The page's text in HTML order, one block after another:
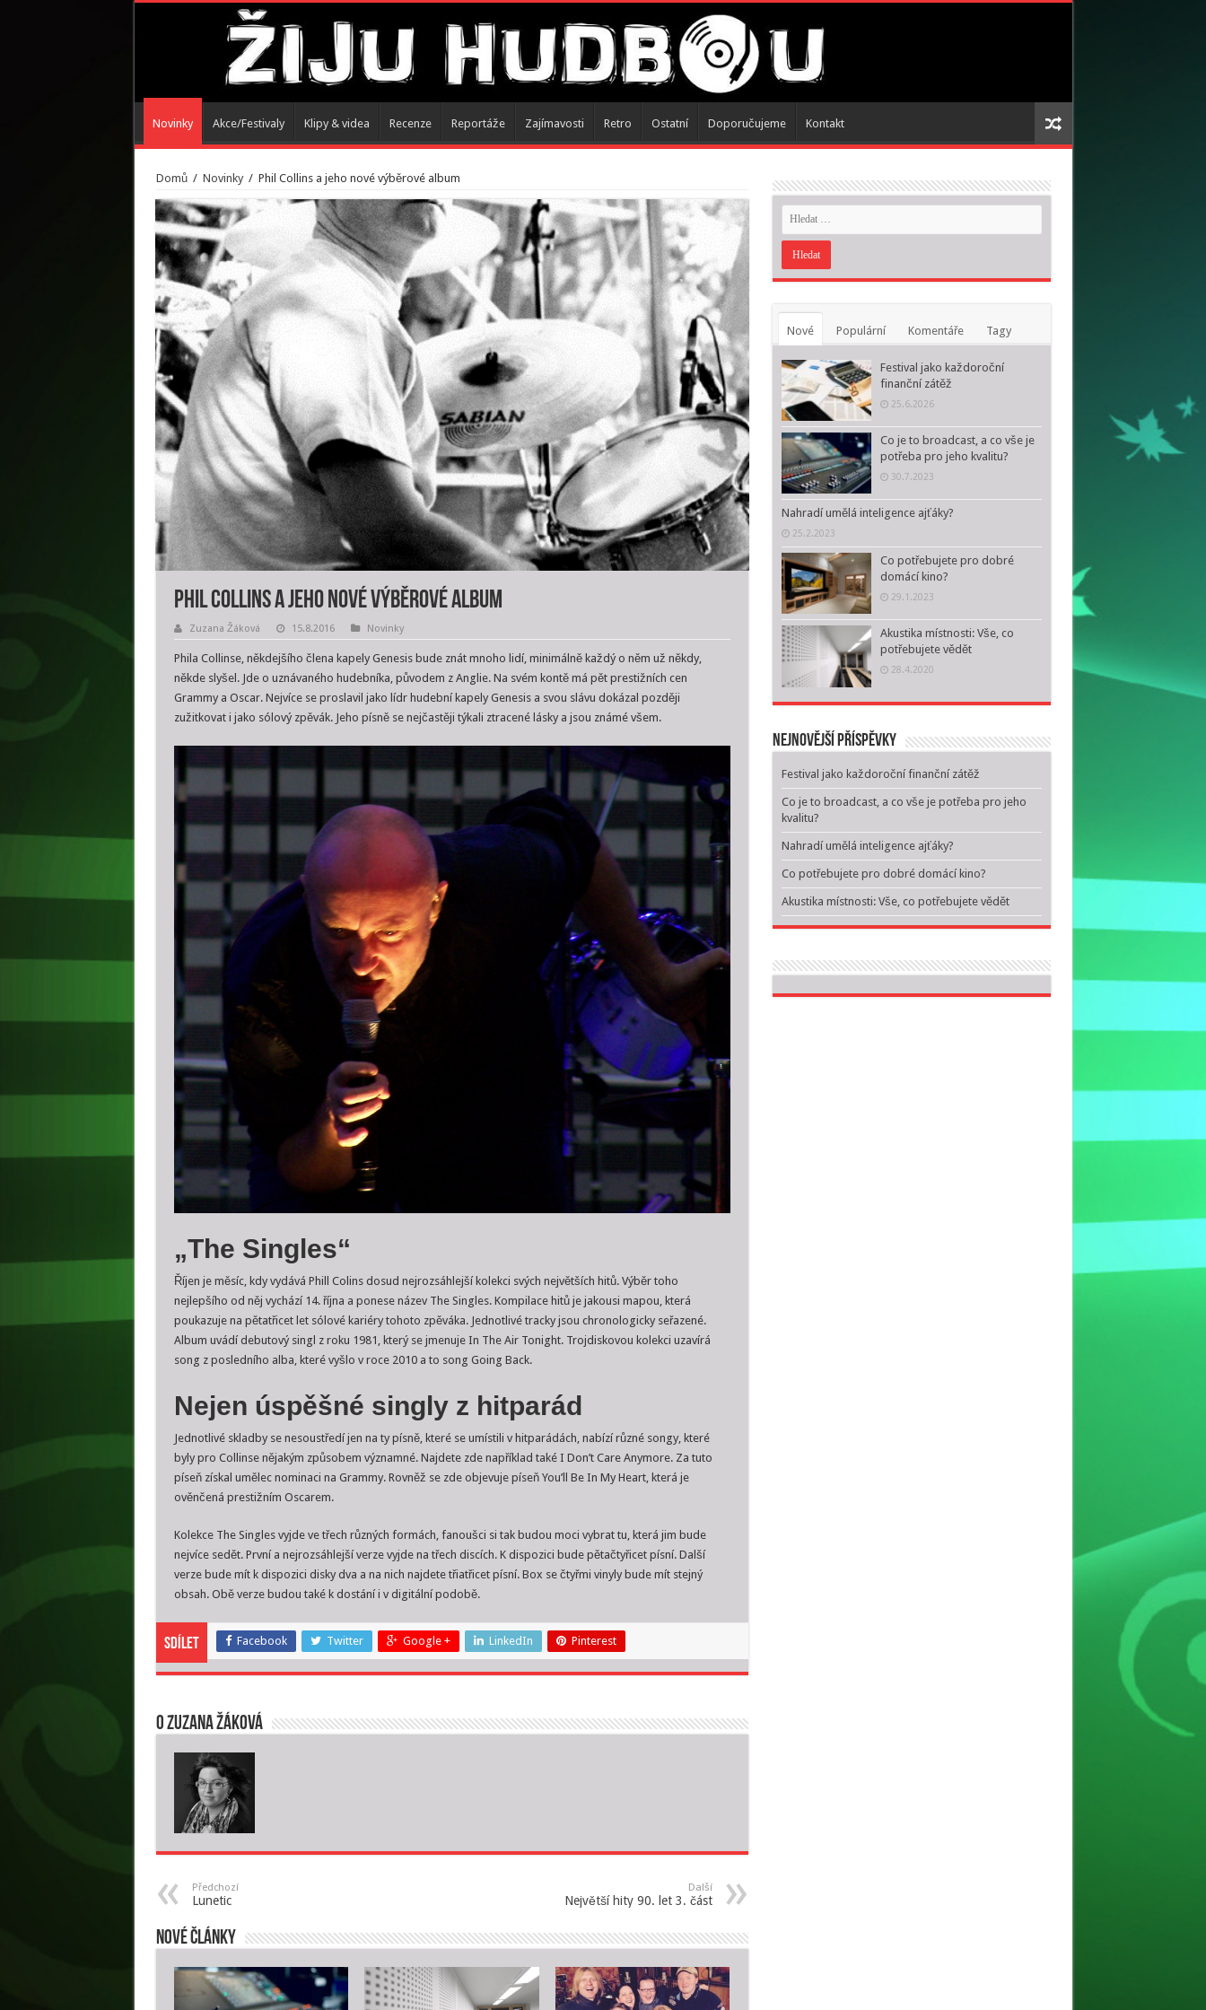
Novinky Akce/Festivaly Klipy & videa Recenze Reportáže Zajímavosti Retro Ostatní Doporučujeme Kontakt
Domů / Novinky / Phil Collins a jeho nové výběrové album
Phil Collins a jeho nové výběrové album
Zuzana Žáková 15.8.2016 Novinky
Phila Collinse, někdejšího člena kapely Genesis bude znát mnoho lidí, minimálně každý o něm už někdy,
někde slyšel. Jde o uznávaného hudebníka, původem z Anglie. Na svém kontě má pět prestižních cen
Grammy a Oscar. Nejvíce se proslavil jako lídr hudební kapely Genesis a svou slávu dokázal později
zužitkovat i jako sólový zpěvák. Jeho písně se nejčastěji týkali ztracené lásky a jsou známé všem.
„The Singles“
Říjen je měsíc, kdy vydává Phill Colins dosud nejrozsáhlejší kolekci svých největších hitů. Výběr toho
nejlepšího od něj vychází 14. října a ponese název The Singles. Kompilace hitů je jakousi mapou, která
poukazuje na pětatřicet let sólové kariéry tohoto zpěváka. Jednotlivé tracky jsou chronologicky seřazené.
Album uvádí debutový singl z roku 1981, který se jmenuje In The Air Tonight. Trojdiskovou kolekci uzavírá
song z posledního alba, které vyšlo v roce 2010 a to song Going Back.
Nejen úspěšné singly z hitparád
Jednotlivé skladby se nesoustředí jen na ty písně, které se umístili v hitparádách, nabízí různé songy, které
byly pro Collinse nějakým způsobem významné. Najdete zde například také I Don’t Care Anymore. Za tuto
píseň získal umělec nominaci na Grammy. Rovněž se zde objevuje píseň You’ll Be In My Heart, která je
ověnčená prestižním Oscarem.
Kolekce The Singles vyjde ve třech různých formách, fanoušci si tak budou moci vybrat tu, která jim bude
nejvíce sedět. První a nejrozsáhlejší verze vyjde na třech discích. K dispozici bude pětačtyřicet písní. Další
verze bude mít k dispozici disky dva a na nich najdete třiatřicet písní. Box se čtyřmi vinyly bude mít stejný
obsah. Obě verze budou také k dostání i v digitální podobě.
Sdílet Facebook Twitter Google + LinkedIn Pinterest
O Zuzana Žáková
Předchozí
Lunetic
Další
Největší hity 90. let 3. část
Nové články
Nové Populární Komentáře Tagy
Festival jako každoroční
finanční zátěž
25.6.2026
Co je to broadcast, a co vše je
potřeba pro jeho kvalitu?
30.7.2023
Nahradí umělá inteligence ajťáky?
25.2.2023
Co potřebujete pro dobré
domácí kino?
29.1.2023
Akustika místnosti: Vše, co
potřebujete vědět
28.4.2020
Nejnovější příspěvky
Festival jako každoroční finanční zátěž
Co je to broadcast, a co vše je potřeba pro jeho
kvalitu?
Nahradí umělá inteligence ajťáky?
Co potřebujete pro dobré domácí kino?
Akustika místnosti: Vše, co potřebujete vědět